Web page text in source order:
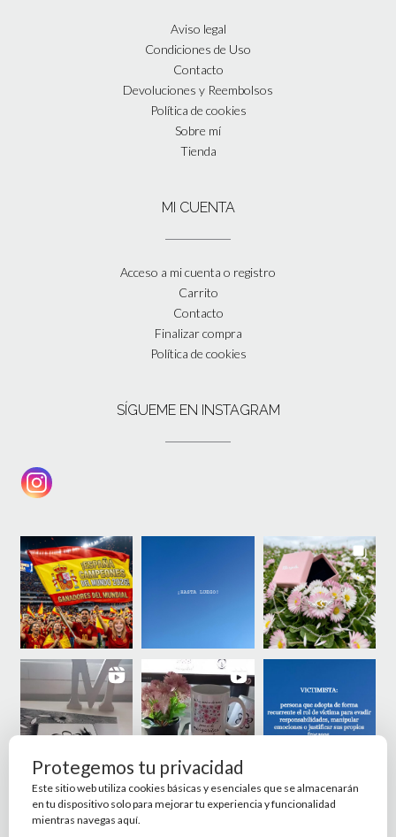
Aviso legal
Condiciones de Uso
Contacto
Devoluciones y Reembolsos
Política de cookies
Sobre mí
Tienda
MI CUENTA
Acceso a mi cuenta o registro
Carrito
Contacto
Finalizar compra
Política de cookies
SÍGUEME EN INSTAGRAM
Protegemos tu privacidad
Este sitio web utiliza cookies básicas y esenciales que se almacenarán
en tu dispositivo solo para mejorar tu experiencia y funcionalidad
mientras navegas aquí.